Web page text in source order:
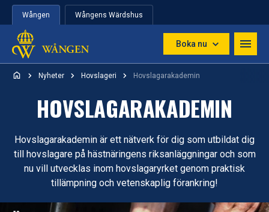
Hoppa till innehåll
Wången Wångens Wärdshus
Boka nu
Nyheter Hovslageri Hovslagarakademin
HOVSLAGARAKADEMIN
Hovslagarakademin är ett nätverk för dig som utbildat dig
till hovslagare på hästnäringens riksanläggningar och som
nu vill utvecklas inom hovslagaryrket genom praktisk
tillämpning och vetenskaplig förankring!